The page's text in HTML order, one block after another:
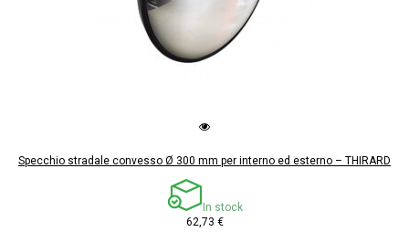
Specchio stradale convesso Ø 300 mm per interno ed esterno – THIRARD
In stock
62,73 €